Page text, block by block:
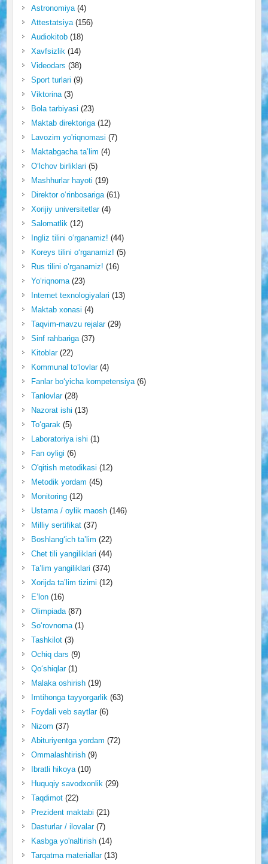
Astronomiya(4)
Attestatsiya(156)
Audiokitob(18)
Xavfsizlik (14)
Videodars (38)
Sport turlari (9)
Viktorina(3)
Bola tarbiyasi (23)
Maktab direktoriga(12)
Lavozim yo'riqnomasi (7)
Maktabgacha ta’lim (4)
O‘lchov birliklari (5)
Mashhurlar hayoti (19)
Direktor o‘rinbosariga(61)
Xorijiy universitetlar(4)
Salomatlik (12)
Ingliz tilini o‘rganamiz! (44)
Koreys tilini o‘rganamiz! (5)
Rus tilini o‘rganamiz! (16)
Yo‘riqnoma(23)
Internet texnologiyalari (13)
Maktab xonasi (4)
Taqvim-mavzu rejalar(29)
Sinf rahbariga(37)
Kitoblar(22)
Kommunal to‘lovlar(4)
Fanlar bo‘yicha kompetensiya(6)
Tanlovlar(28)
Nazorat ishi (13)
To‘garak (5)
Laboratoriya ishi (1)
Fan oyligi (6)
O'qitish metodikasi (12)
Metodik yordam (45)
Monitoring(12)
Ustama / oylik maosh(146)
Milliy sertifikat(37)
Boshlang‘ich ta’lim (22)
Chet tili yangiliklari (44)
Ta’lim yangiliklari (374)
Xorijda ta’lim tizimi (12)
E’lon(16)
Olimpiada(87)
So‘rovnoma(1)
Tashkilot(3)
Ochiq dars (9)
Qo‘shiqlar(1)
Malaka oshirish(19)
Imtihonga tayyorgarlik (63)
Foydali veb saytlar(6)
Nizom (37)
Abituriyentga yordam (72)
Ommalashtirish(9)
Ibratli hikoya(10)
Huquqiy savodxonlik (29)
Taqdimot(22)
Prezident maktabi (21)
Dasturlar / ilovalar(7)
Kasbga yo'naltirish(14)
Tarqatma materiallar(13)